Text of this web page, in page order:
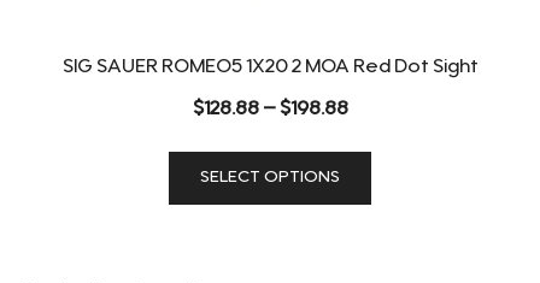
SIG SAUER ROMEO5 1X20 2 MOA Red Dot Sight
$128.88 – $198.88Price
through
SELECT OPTIONS
This